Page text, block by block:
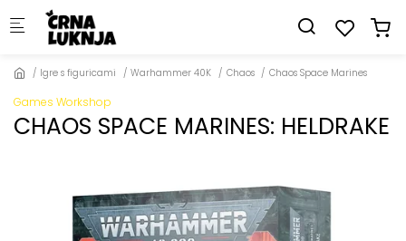
Skip to main content
Igre s figuricami Warhammer 40K Chaos Chaos Space Marines
Games Workshop
CHAOS SPACE MARINES: HELDRAKE